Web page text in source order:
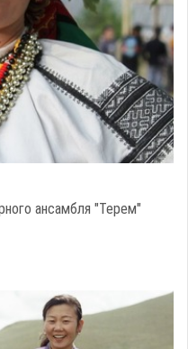
ансамбля "Терем"